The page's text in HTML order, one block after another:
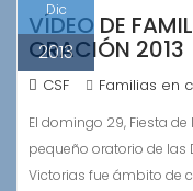
Dic
2013
VÍDEO DE
ORACIÓN 2013
CSF Familias en
El domingo 29, Fiesta
pequeño oratorio de las
Victorias fue ámbito de